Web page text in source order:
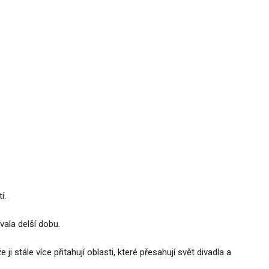
delší dobu.
ji stále více přitahují oblasti, které přesahují svět divadla a